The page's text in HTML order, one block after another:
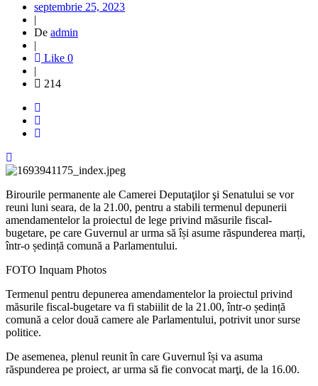
septembrie 25, 2023
|
De admin
|
Like 0
|
214
Birourile permanente ale Camerei Deputaţilor şi Senatului se vor
reuni luni seara, de la 21.00, pentru a stabili termenul depunerii
amendamentelor la proiectul de lege privind măsurile fiscal-
bugetare, pe care Guvernul ar urma să își asume răspunderea marți,
într-o ședință comună a Parlamentului.
FOTO Inquam Photos
Termenul pentru depunerea amendamentelor la proiectul privind
măsurile fiscal-bugetare va fi stabiilit de la 21.00, într-o ședință
comună a celor două camere ale Parlamentului, potrivit unor surse
politice.
De asemenea, plenul reunit în care Guvernul își va asuma
răspunderea pe proiect, ar urma să fie convocat marţi, de la 16.00.